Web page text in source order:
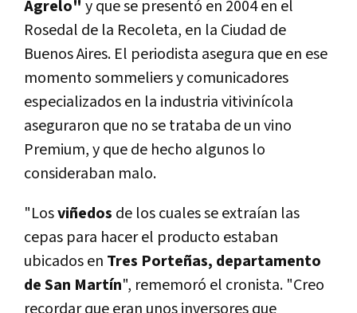
Agrelo" y que se presentó en 2004 en el
Rosedal de la Recoleta, en la Ciudad de
Buenos Aires. El periodista asegura que en ese
momento sommeliers y comunicadores
especializados en la industria vitivinícola
aseguraron que no se trataba de un vino
Premium, y que de hecho algunos lo
consideraban malo.
"Losviñedos de los cuales se extraían las
cepas para hacer el producto estaban
ubicados en Tres Porteñas, departamento
de San Martín", rememoró el cronista. "Creo